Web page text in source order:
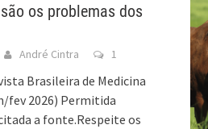
os problemas dos
André Cintra 1
Brasileira de Medicina
fev 2026) Permitida
a fonte.Respeite os